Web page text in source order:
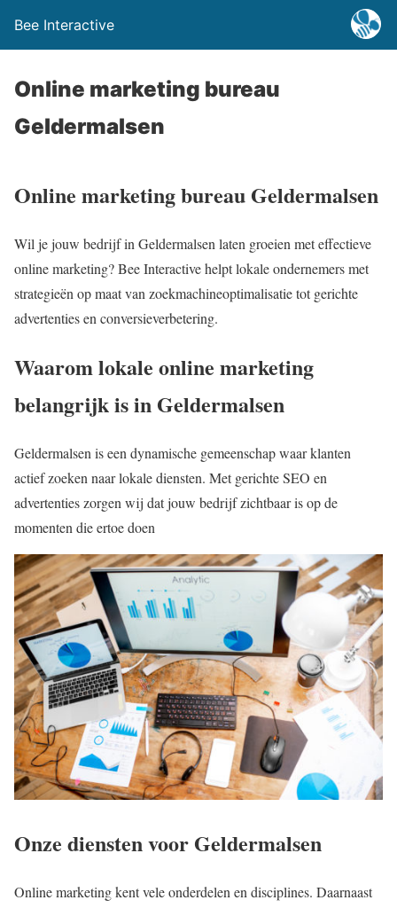
Bee Interactive
Online marketing bureau
Geldermalsen
Online marketing bureau Geldermalsen
Wil je jouw bedrijf in Geldermalsen laten groeien met effectieve
online marketing? Bee Interactive helpt lokale ondernemers met
strategieën op maat van zoekmachineoptimalisatie tot gerichte
advertenties en conversieverbetering.
Waarom lokale online marketing
belangrijk is in Geldermalsen
Geldermalsen is een dynamische gemeenschap waar klanten
actief zoeken naar lokale diensten. Met gerichte SEO en
advertenties zorgen wij dat jouw bedrijf zichtbaar is op de
momenten die ertoe doen
Onze diensten voor Geldermalsen
Online marketingkent vele onderdelen en disciplines. Daarnaast